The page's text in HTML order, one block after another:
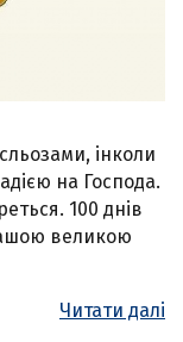
інколи
на Господа.
100 днів
великою
Читати далі